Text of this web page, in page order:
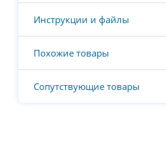
Инструкции и файлы
Похожие товары
Сопутствующие товары